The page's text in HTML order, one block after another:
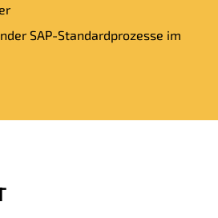
SAP-Standardprozesse im